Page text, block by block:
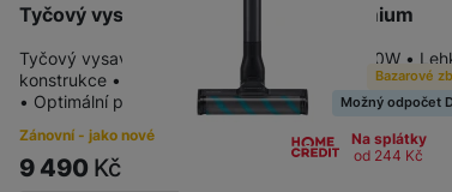
Tyčový vysavač Samsung Jet 95 premium
Bazarové
Možný odpočet
Tyčový vysavač se silným sacím výkonem 210W •
konstrukce • Nástavec na mopování • Výdrž až 60
• Optimální proud vzduchu snižuje jeho…
Zánovní - jako nové
9 490 Kč
Na splátky
od 244 Kč